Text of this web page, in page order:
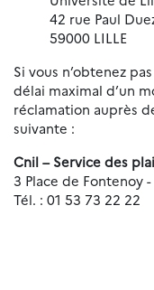
42 rue Paul
59000 LILLE
Si vous n’obtenez
délai maximal d’un
réclamation auprès
suivante :
Cnil – Service des
3 Place de Fontenoy -
Tél. : 01 53 73 22 22